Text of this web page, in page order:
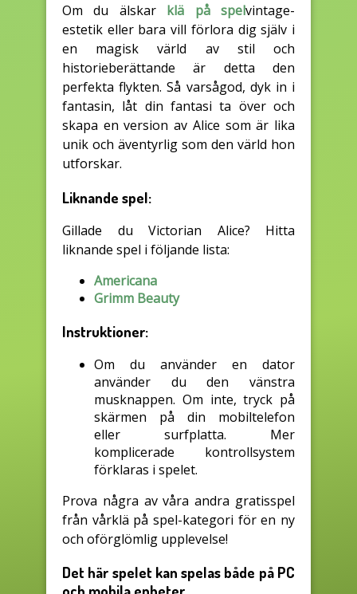
Om du älskar klä på spelvintage-
estetik eller bara vill förlora dig själv i
en magisk värld av stil och
historieberättande är detta den
perfekta flykten. Så varsågod, dyk in i
fantasin, låt din fantasi ta över och
skapa en version av Alice som är lika
unik och äventyrlig som den värld hon
utforskar.
Liknande spel:
Gillade du Victorian Alice? Hitta
liknande spel i följande lista:
Americana
Grimm Beauty
Instruktioner:
Om du använder en dator
använder du den vänstra
musknappen. Om inte, tryck på
skärmen på din mobiltelefon
eller surfplatta. Mer
komplicerade kontrollsystem
förklaras i spelet.
Prova några av våra andra gratisspel
från vårklä på spel-kategori för en ny
och oförglömlig upplevelse!
Det här spelet kan spelas både på PC